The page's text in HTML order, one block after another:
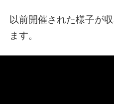
以前開催された様子が
ます。